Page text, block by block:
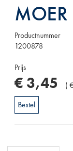
Productnummer
1200878
Prijs
€ 3,45 (
Bestel